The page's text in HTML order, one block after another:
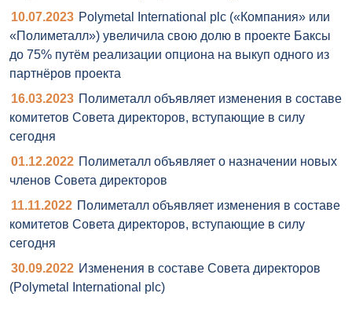
10.07.2023 Polymetal International plc («Компания» или
«Полиметалл») увеличила свою долю в проекте Баксы
до 75% путём реализации опциона на выкуп одного из
партнёров проекта
16.03.2023 Полиметалл объявляет изменения в составе
комитетов Совета директоров, вступающие в силу
сегодня
01.12.2022 Полиметалл объявляет о назначении новых
членов Совета директоров
11.11.2022 Полиметалл объявляет изменения в составе
комитетов Совета директоров, вступающие в силу
сегодня
30.09.2022 Изменения в составе Совета директоров
(Polymetal International plc)